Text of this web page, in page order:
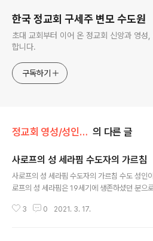
한국 정교회 구세주 변모 수도원
초대 교회부터 이어 온 정교회 신앙과 영성,
합니다.
구독하기
정교회 영성/성인의 가르침 의 다른 글
사로프의 성 세라핌 수도자의 가르침
사로프의 성 세라핌 수도자의 가르침 수도 성인
로프의 성 세라핌은 19세기에 생존하셨던 분으
회는 한국 선교가 시작될 무렵, 선교사들이 가져
3 0 2021. 3. 17.